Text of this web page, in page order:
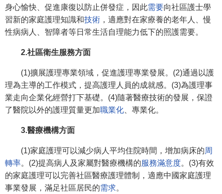
身心愉快、促進康復以防止併發症，因此需要向社區護士學
習新的家庭護理知識和技術 ，適應對在家療養的老年人、慢
性病病人、智障者等日常生活自理能力低下的照護需要。
2.社區衛生服務方面
(1)擴展護理專業領域，促進護理專業發展。(2)通過以護
理為主導的工作模式，提高護理人員的成就感。(3)為護理事
業走向企業化經營打下基礎。(4)隨著醫療技術的發展，保證
了醫院以外的護理質量更加職業化 、專業化。
3.醫療機構方面
(1)家庭護理可以減少病人平均住院時間，增加病床的周
轉率。(2)提高病人及家屬對醫療機構的服務滿意度。(3)有效
的家庭護理可以完善社區醫療護理體制，適應中國家庭護理
事業發展，滿足社區居民的需求。